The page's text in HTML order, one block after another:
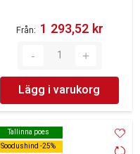
Från 1 293,52 kr‎
Lägg i varukorg
Tallinna poes
Soodushind -25%
Tallinna poes
Soodushind -25%